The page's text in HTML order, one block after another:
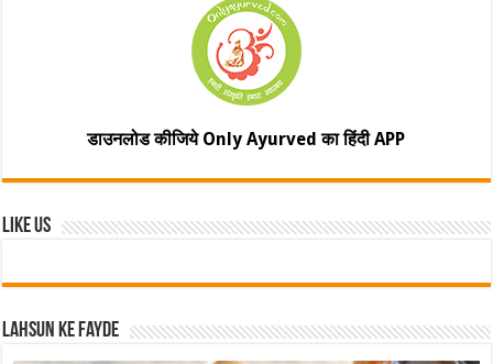
डाउनलोड कीजिये Only Ayurved का हिंदी APP
Like Us
Lahsun ke fayde